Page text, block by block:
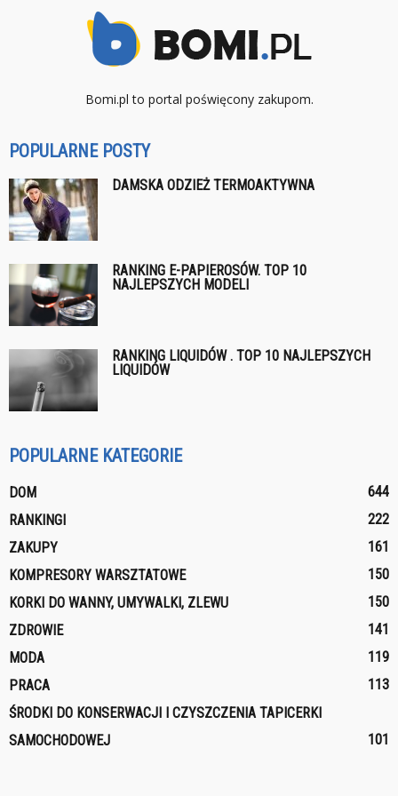
Bomi.pl to portal poświęcony zakupom.
POPULARNE POSTY
DAMSKA ODZIEŻ TERMOAKTYWNA
RANKING E-PAPIEROSÓW. TOP 10
NAJLEPSZYCH MODELI
RANKING LIQUIDÓW . TOP 10 NAJLEPSZYCH
LIQUIDÓW
POPULARNE KATEGORIE
DOM
644
RANKINGI
222
ZAKUPY
161
KOMPRESORY WARSZTATOWE
150
KORKI DO WANNY, UMYWALKI, ZLEWU
150
ZDROWIE
141
MODA
119
PRACA
113
ŚRODKI DO KONSERWACJI I CZYSZCZENIA TAPICERKI
SAMOCHODOWEJ
101